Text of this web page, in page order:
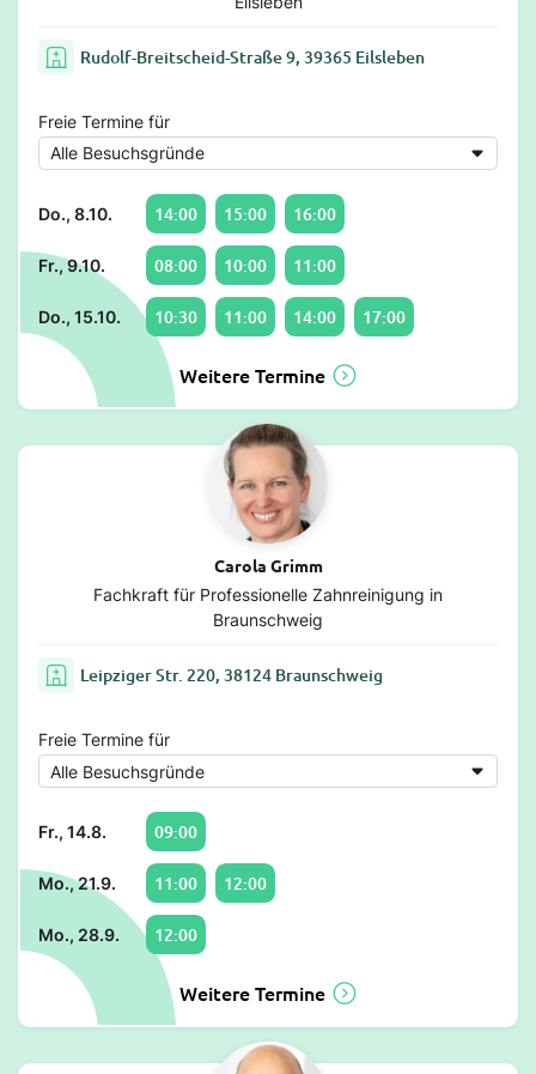
Rudolf-Breitscheid-Straße 9, 39365 Eilsleben
Freie Termine für
Do., 8.10. 14:00 15:00 16:00
Fr., 9.10. 08:00 10:00 11:00
Do., 15.10. 10:30 11:00 14:00 17:00
Weitere Termine
Carola Grimm
Fachkraft für Professionelle Zahnreinigung in
Braunschweig
Leipziger Str. 220, 38124 Braunschweig
Freie Termine für
Fr., 14.8. 09:00
Mo., 21.9. 11:00 12:00
Mo., 28.9. 12:00
Weitere Termine